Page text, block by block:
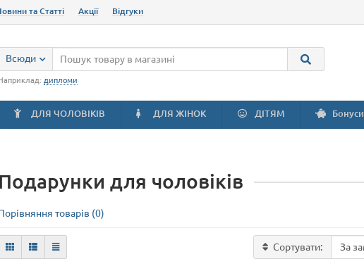
та Статті Акції Відгуки
Всюди
дипломи
ДЛЯ ЧОЛОВІКІВ ДЛЯ ЖІНОК ДІТЯМ Бонуси
Подарунки для чоловіків
товарів (0)
Сортувати: